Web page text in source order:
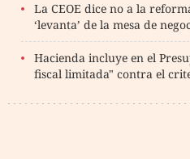
La CEOE dice no a la
‘levanta’ de la mesa de
Hacienda incluye en el
fiscal limitada" contra el